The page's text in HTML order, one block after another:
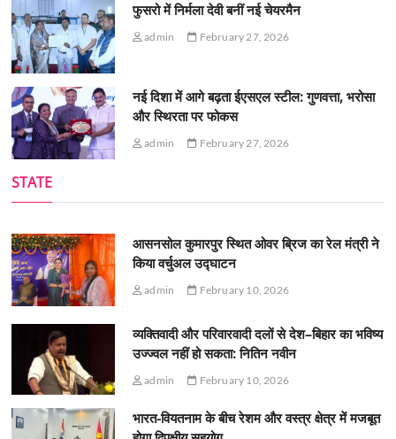
फुसरो में निर्मला देवी बनीं नई चेयरमैन
admin February 27, 2026
नई दिशा में आगे बढ़ता ईएसएल स्टील: गुणवत्ता, भरोसा
और स्थिरता पर फोकस
admin February 27, 2026
STATE
आसनसोल कुमारपुर स्थित ओवर ब्रिज का रेल मंत्री ने
किया वर्चुअल उद्घाटन
admin February 10, 2026
व्यक्तिवादी और परिवारवादी दलों से देश–बिहार का भविष्य
उज्ज्वल नहीं हो सकता: नितिन नवीन
admin February 10, 2026
भारत-वियतनाम के बीच रेशम और वस्त्र क्षेत्र में मजबूत